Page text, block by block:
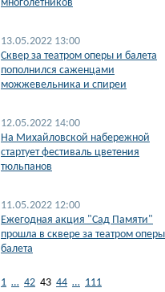
многолетников
13.05.2022 13:00
Сквер за театром оперы и балета
пополнился саженцами
можжевельника и спиреи
12.05.2022 14:00
На Михайловской набережной
стартует фестиваль цветения
тюльпанов
11.05.2022 12:00
Ежегодная акция "Сад Памяти"
прошла в сквере за театром
балета
1 … 42 43 44 … 111